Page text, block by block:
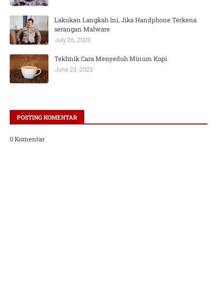
Lakukan Langkah Ini, Jika Handphone Terkena
serangan Malware
July 26, 2023
Tekhnik Cara Menyeduh Minum Kopi
June 23, 2023
POSTING KOMENTAR
0 Komentar